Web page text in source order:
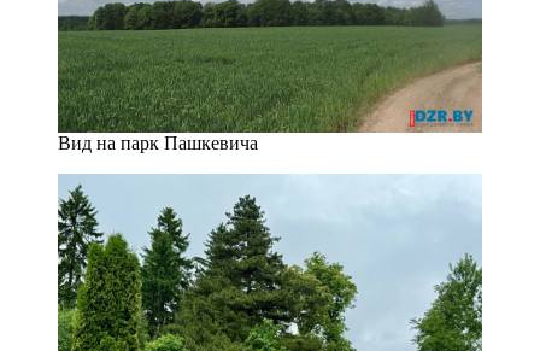
Вид на парк Пашкевича